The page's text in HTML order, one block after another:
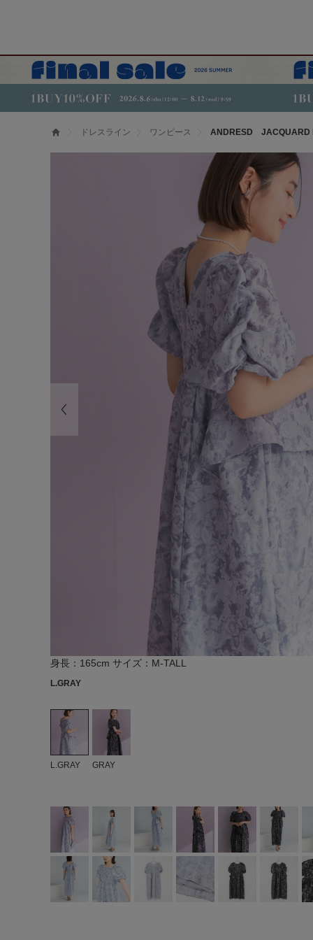
ドレスライン ワンピース ANDRESD JACQUARD
身長：165cm サイズ：M-TALL
L.GRAY
L.GRAY GRAY